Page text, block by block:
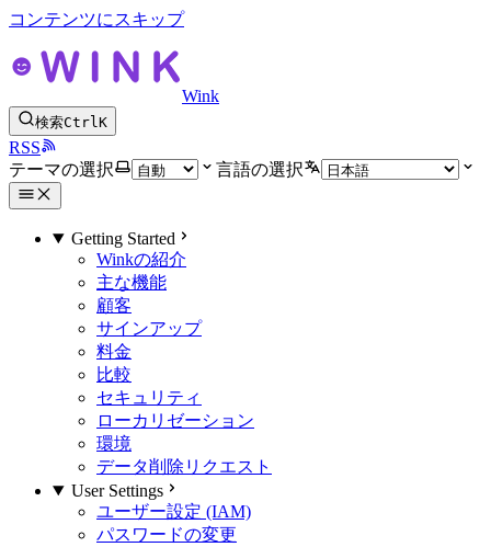
コンテンツにスキップ
Wink
検索CtrlK
RSS
テーマの選択
言語の選択
Getting Started
Winkの紹介
主な機能
顧客
サインアップ
料金
比較
セキュリティ
ローカリゼーション
環境
データ削除リクエスト
User Settings
ユーザー設定 (IAM)
パスワードの変更